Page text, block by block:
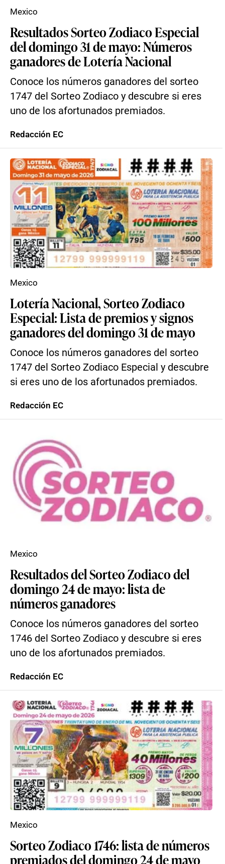
Resultados Sorteo Zodiaco Especial
del domingo 31 de mayo: Números
ganadores de Lotería Nacional
Conoce los números ganadores del sorteo
1747 del Sorteo Zodiaco y descubre si eres
uno de los afortunados premiados.
Mexico
Redacción EC
Lotería Nacional, Sorteo Zodiaco
Especial: Lista de premios y signos
ganadores del domingo 31 de mayo
Conoce los números ganadores del sorteo
1747 del Sorteo Zodiaco Especial y descubre
si eres uno de los afortunados premiados.
Mexico
Redacción EC
Resultados del Sorteo Zodiaco del
domingo 24 de mayo: lista de
números ganadores
Conoce los números ganadores del sorteo
1746 del Sorteo Zodiaco y descubre si eres
uno de los afortunados premiados.
Mexico
Redacción EC
Sorteo Zodiaco 1746: lista de números
premiados del domingo 24 de mayo
Mexico